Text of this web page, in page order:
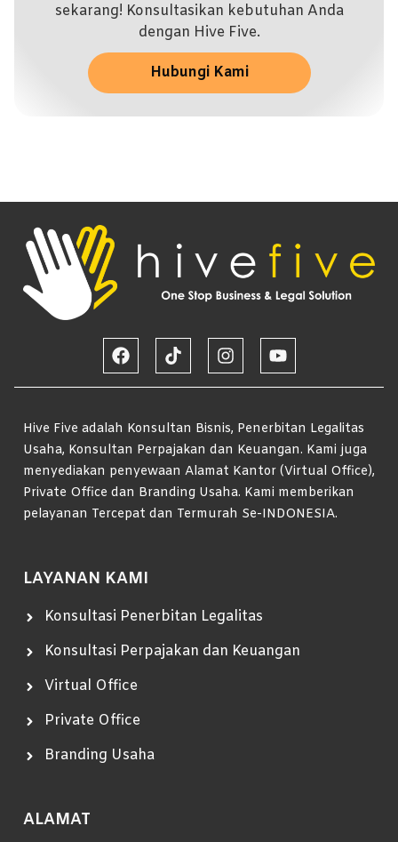
sekarang! Konsultasikan kebutuhan Anda
dengan Hive Five.
Hubungi Kami
Hive Five adalah Konsultan Bisnis, Penerbitan Legalitas
Usaha, Konsultan Perpajakan dan Keuangan. Kami juga
menyediakan penyewaan Alamat Kantor (Virtual Office),
Private Office dan Branding Usaha. Kami memberikan
pelayanan Tercepat dan Termurah Se-INDONESIA.
LAYANAN KAMI
Konsultasi Penerbitan Legalitas
Konsultasi Perpajakan dan Keuangan
Virtual Office
Private Office
Branding Usaha
ALAMAT